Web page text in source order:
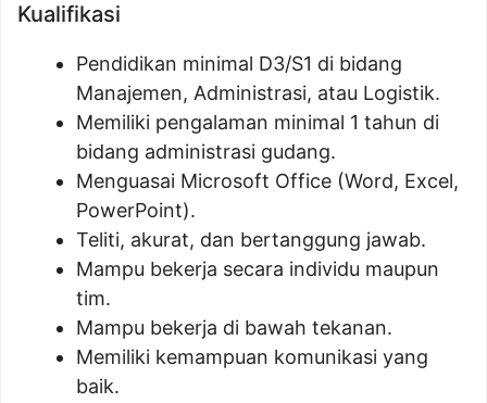
Kualifikasi
Pendidikan minimal D3/S1 di bidang
Manajemen, Administrasi, atau Logistik.
Memiliki pengalaman minimal 1 tahun di
bidang administrasi gudang.
Menguasai Microsoft Office (Word, Excel,
PowerPoint).
Teliti, akurat, dan bertanggung jawab.
Mampu bekerja secara individu maupun
tim.
Mampu bekerja di bawah tekanan.
Memiliki kemampuan komunikasi yang
baik.